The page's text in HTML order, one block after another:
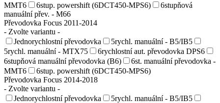
MMT6
6stup. powershift (6DCT450-MPS6)
6stupňová
manuální přev. - M66
Převodovka Focus 2011-2014
- Zvolte variantu -
Jednorychlostní převodovka
5rychl. manuální - B5/IB5
5rychl. manuální - MTX75
6rychlostní aut. převodovka DPS6
6stupňová manuální převodovka (B6)
6st. manuální převodovka -
MMT6
6stup. powershift (6DCT450-MPS6)
Převodovka Focus 2014-2018
- Zvolte variantu -
Jednorychlostní převodovka
5rychl. manuální - B5/IB5